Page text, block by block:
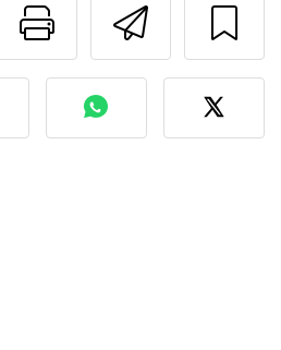
Imprimer
une
photo de